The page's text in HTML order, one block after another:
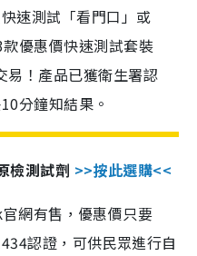
速測試「看門口」或
優惠價快速測試套裝
易！產品已獲衛生署認
分鐘知結果。
檢測試劑 >>按此選購<<
網有售，優惠價只要
認證，可供民眾進行自